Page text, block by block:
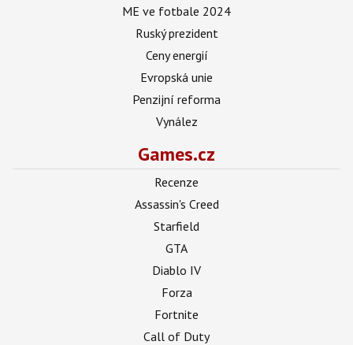
ME ve fotbale 2024
Ruský prezident
Ceny energií
Evropská unie
Penzijní reforma
Vynález
Games.cz
Recenze
Assassin's Creed
Starfield
GTA
Diablo IV
Forza
Fortnite
Call of Duty